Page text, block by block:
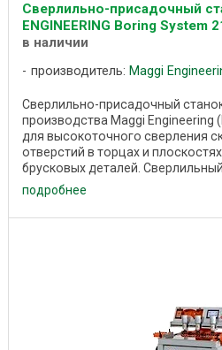
Сверлильно-присадочный
ENGINEERING Boring System
в наличии
производитель: Maggi
Сверлильно-присадочный
производства Maggi Engineering
для высокоточного сверления
отверстий в торцах и
брусковых деталей. Сверлильный
подробнее